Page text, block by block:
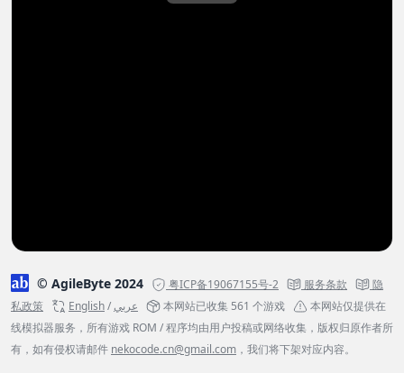
© AgileByte 2024 粤ICP备19067155号-2 服务条款
隐
私政策
English/عربي 本网站已收集 561 个游戏
本网站仅提供在
线模拟器服务，所有游戏 ROM / 程序均由用户投稿或网络收集，版权归原作者所
有，如有侵权请邮件 nekocode.cn@gmail.com ，我们将下架对应内容。